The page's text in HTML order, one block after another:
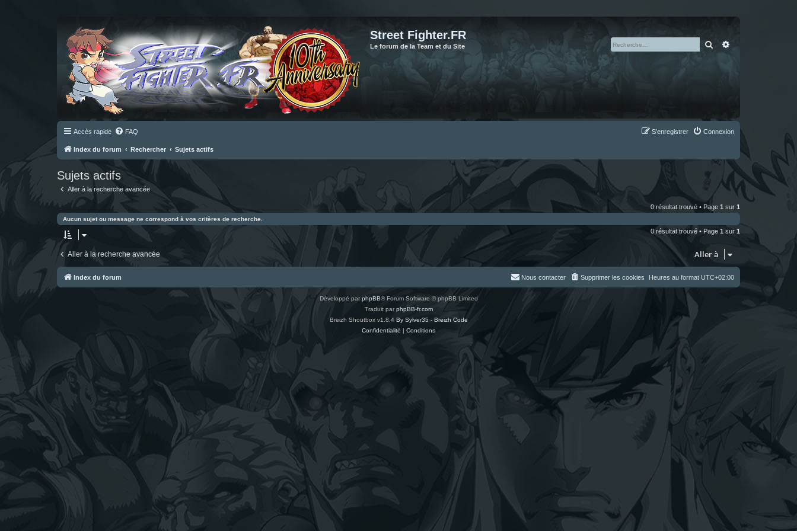
Street Fighter.FR
Le forum de la Team et du Site Rechercher
Accès rapide FAQ Connexion
S’enregistrer
Index du forum Rechercher Sujets actifs
Sujets actifs
Aller à la recherche avancée
0 résultat trouvé • Page 1 sur 1
Aucun sujet ou message ne correspond à vos critères de recherche.
0 résultat trouvé • Page 1 sur 1
Aller à la recherche avancée Aller à
Index du forum Heures au format UTC+02:00
Supprimer les cookies
Nous contacter
Développé parphpBB® Forum Software © phpBB Limited
Traduit parphpBB-fr.com
Breizh Shoutbox v1.8.4 By Sylver35 - Breizh Code
Confidentialité | Conditions